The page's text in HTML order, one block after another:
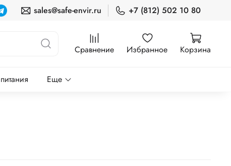
sales@safe-envir.ru +7 (812) 502 10 80
Сравнение Избранное Корзина
Еще